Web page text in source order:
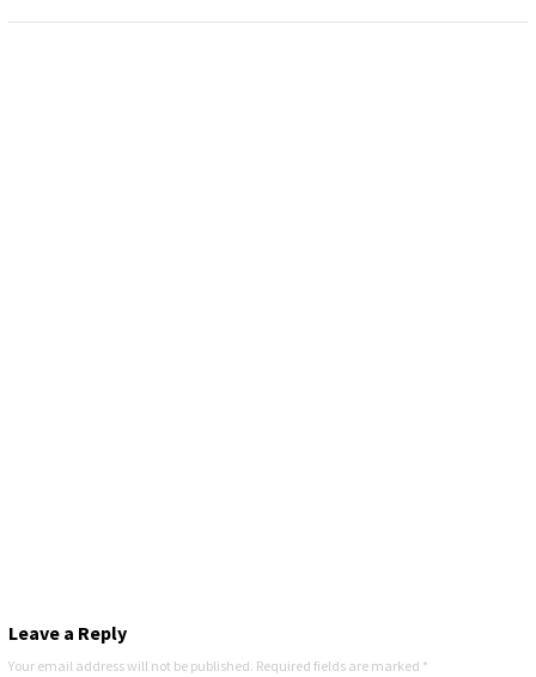
Leave a Reply
Your email address will not be published. Required fields are marked *